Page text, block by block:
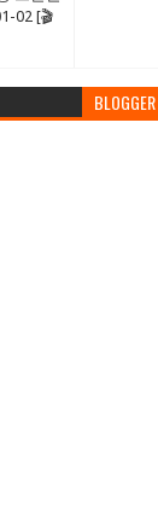
02 [🎬
BLOGGER